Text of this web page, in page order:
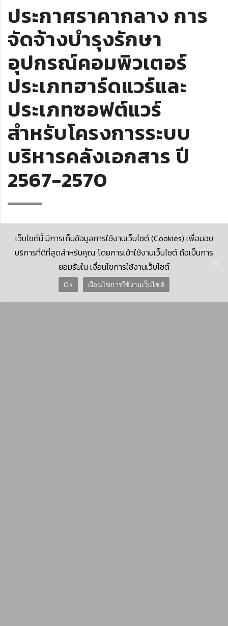
ประกาศราคากลาง การ
จัดจ้างบำรุงรักษา
อุปกรณ์คอมพิวเตอร์
ประเภทฮาร์ดแวร์และ
ประเภทซอฟต์แวร์
สำหรับโครงการระบบ
บริหารคลังเอกสาร ปี
2567-2570
© 2026 Krungthai Computer Services Co., Ltd. (KTCS)
เว็บไซต์นี้ มีการเก็บข้อมูลการใช้งานเว็บไซต์ (Cookies) เพื่อมอบ
บริการที่ดีที่สุดสำหรับคุณ โดยการเข้าใช้งานเว็บไซต์ ถือเป็นการ
ยอมรับใน เงื่อนไขการใช้งานเว็บไซต์
Ok เงื่อนไขการใช้งานเว็บไซต์